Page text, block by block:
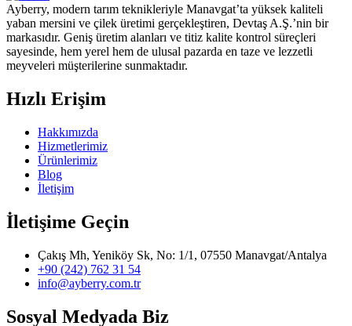
Ayberry, modern tarım teknikleriyle Manavgat’ta yüksek kaliteli
yaban mersini ve çilek üretimi gerçekleştiren, Devtaş A.Ş.’nin bir
markasıdır. Geniş üretim alanları ve titiz kalite kontrol süreçleri
sayesinde, hem yerel hem de ulusal pazarda en taze ve lezzetli
meyveleri müşterilerine sunmaktadır.
Hızlı Erişim
Hakkımızda
Hizmetlerimiz
Ürünlerimiz
Blog
İletişim
İletişime Geçin
Çakış Mh, Yeniköy Sk, No: 1/1, 07550 Manavgat/Antalya
+90 (242) 762 31 54
info@ayberry.com.tr
Sosyal Medyada Biz